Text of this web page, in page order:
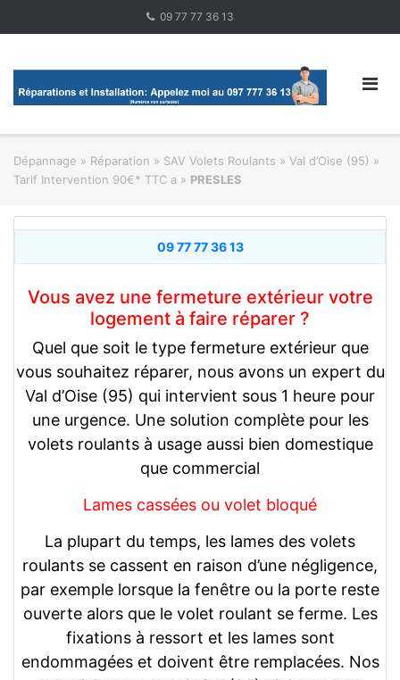
09 77 77 36 13
Dépannage » Réparation » SAV Volets Roulants » Val d’Oise (95) »
Tarif Intervention 90€* TTC a » PRESLES
09 77 77 36 13
Vous avez une fermeture extérieur votre
logement à faire réparer ?
Quel que soit le type fermeture extérieur que
vous souhaitez réparer, nous avons un expert du
Val d’Oise (95) qui intervient sous 1 heure pour
une urgence. Une solution complète pour les
volets roulants à usage aussi bien domestique
que commercial
Lames cassées ou volet bloqué
La plupart du temps, les lames des volets
roulants se cassent en raison d’une négligence,
par exemple lorsque la fenêtre ou la porte reste
ouverte alors que le volet roulant se ferme. Les
fixations à ressort et les lames sont
endommagées et doivent être remplacées. Nos